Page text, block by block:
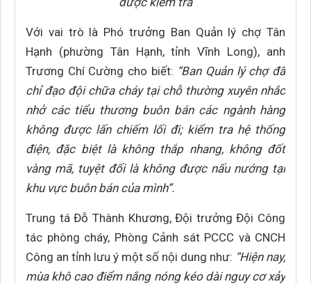
Với vai trò là Phó trưởng Ban Quản lý chợ Tân
Hạnh (phường Tân Hạnh, tỉnh Vĩnh Long), anh
Trương Chí Cường cho biết: “Ban Quản lý chợ đã
chỉ đạo đội chữa cháy tại chỗ thường xuyên nhắc
nhở các tiểu thương buôn bán các ngành hàng
không được lấn chiếm lối đi; kiểm tra hệ thống
điện, đặc biệt là không thắp nhang, không đốt
vàng mã, tuyệt đối là không được nấu nướng tại
khu vực buôn bán của mình”.
Trung tá Đỗ Thành Khương, Đội trưởng Đội Công
tác phòng cháy, Phòng Cảnh sát PCCC và CNCH
Công an tỉnh lưu ý một số nội dung như: “Hiện nay,
mùa khô cao điểm nắng nóng kéo dài nguy cơ xảy